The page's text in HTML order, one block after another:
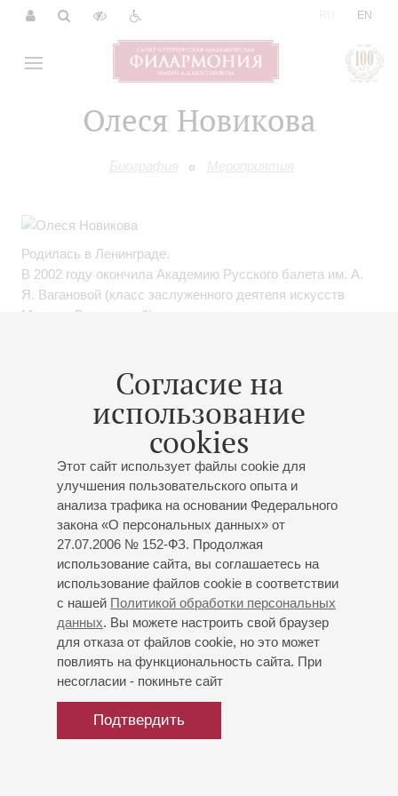
EN
Олеся Новикова
Биография Мероприятия
Согласие на
использование
cookies
Этот сайт использует файлы cookie для
улучшения пользовательского опыта и
анализа трафика на основании Федерального
закона «О персональных данных» от
27.07.2006 № 152-ФЗ. Продолжая
использование сайта, вы соглашаетесь на
использование файлов cookie в соответствии
с нашей Политикой обработки персональных
данных. Вы можете настроить свой браузер
для отказа от файлов cookie, но это может
повлиять на функциональность сайта. При
несогласии - покиньте сайт
Подтвердить
Родилась в Ленинграде.
В 2002 году окончила Академию Русского балета им. А.
Я. Вагановой (класс заслуженного деятеля искусств
Марины Васильевой).
Первая исполнительница балета Алексея Мирошниченко
«В сторону "Лебедя"», премьера которого состоялась на
VI Международном фестивале балета «Мариинский»
(Санкт-Петербург, 2006).
В 2011 году в театре Ла Скала исполнила главную
партию в балете «Раймонда» (постановка Сергея
Вихарева) на премьерном представлении спектакля.
С труппой Мариинского театра гастролировала в
Великобритании, Германии, Китае.